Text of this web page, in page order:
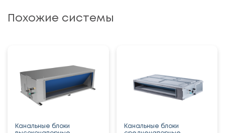
Похожие системы
Канальные блоки
Канальные блоки